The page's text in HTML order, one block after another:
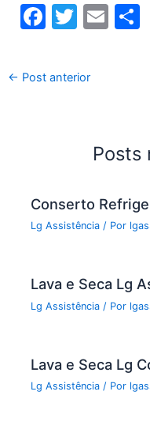
F
c
e
k
T
itt
er
E
← Post anterior
Posts
Conserto
Lg Assistência / Por
Lava e Seca Lg
Lg Assistência / Por
Lava e Seca Lg
Lg Assistência / Por